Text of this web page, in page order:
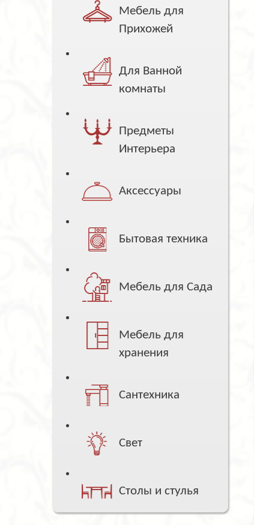
Мебель для
Прихожей
Для Ванной
комнаты
Предметы
Интерьера
Аксессуары
Бытовая техника
Мебель для Сада
Мебель для
хранения
Сантехника
Свет
Столы и стулья